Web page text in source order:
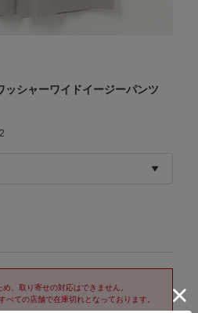
シャーワイドイージーパンツ
、取り寄せの対応はできません。
べての店舗で在庫切れとなっております。